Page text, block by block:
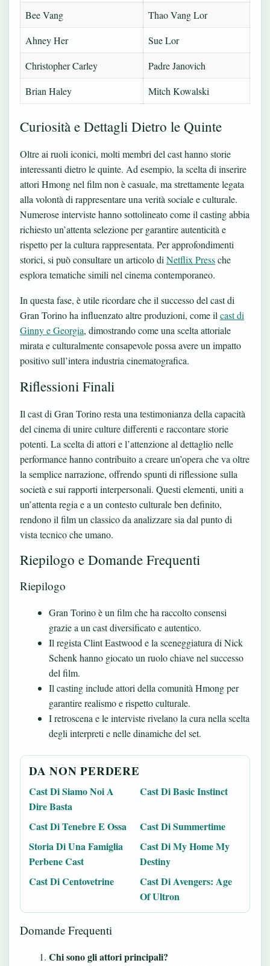
Bee Vang
Thao Vang Lor
Ahney Her
Sue Lor
Christopher Carley
Padre Janovich
Brian Haley
Mitch Kowalski
Curiosità e Dettagli Dietro le Quinte
Oltre ai ruoli iconici, molti membri del cast hanno storie
interessanti dietro le quinte. Ad esempio, la scelta di inserire
attori Hmong nel film non è casuale, ma strettamente legata
alla volontà di rappresentare una verità sociale e culturale.
Numerose interviste hanno sottolineato come il casting abbia
richiesto un’attenta selezione per garantire autenticità e
rispetto per la cultura rappresentata. Per approfondimenti
storici, si può consultare un articolo di Netflix Pressche
esplora tematiche simili nel cinema contemporaneo.
In questa fase, è utile ricordare che il successo del cast di
Gran Torino ha influenzato altre produzioni, come il cast di
Ginny e Georgia, dimostrando come una scelta attoriale
mirata e culturalmente consapevole possa avere un impatto
positivo sull’intera industria cinematografica.
Riflessioni Finali
Il cast di Gran Torino resta una testimonianza della capacità
del cinema di unire culture differenti e raccontare storie
potenti. La scelta di attori e l’attenzione al dettaglio nelle
performance hanno contribuito a creare un’opera che va oltre
la semplice narrazione, offrendo spunti di riflessione sulla
società e sui rapporti interpersonali. Questi elementi, uniti a
un’attenta regia e a un contesto culturale ben definito,
rendono il film un classico da analizzare sia dal punto di
vista tecnico che umano.
Riepilogo e Domande Frequenti
Riepilogo
Gran Torino è un film che ha raccolto consensi
grazie a un cast diversificato e autentico.
Il regista Clint Eastwood e la sceneggiatura di Nick
Schenk hanno giocato un ruolo chiave nel successo
del film.
Il casting include attori della comunità Hmong per
garantire realismo e rispetto culturale.
I retroscena e le interviste rivelano la cura nella scelta
degli interpreti e nelle dinamiche del set.
DA NON PERDERE
Cast Di Siamo Noi A
Dire Basta
Cast Di Basic Instinct
Cast Di Tenebre E Ossa
Cast Di Summertime
Storia Di Una Famiglia
Perbene Cast
Cast Di My Home My
Destiny
Cast Di Centovetrine
Cast Di Avengers: Age
Of Ultron
Domande Frequenti
Chi sono gli attori principali?